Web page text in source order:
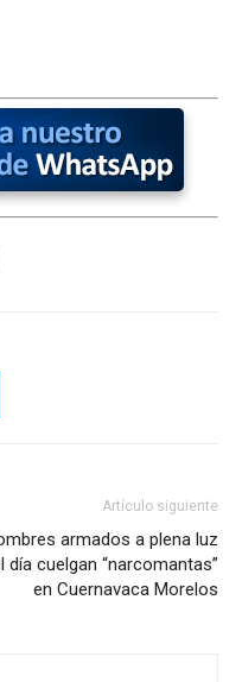
Artículo siguiente
armados a plena luz
día cuelgan “narcomantas”
en Cuernavaca Morelos